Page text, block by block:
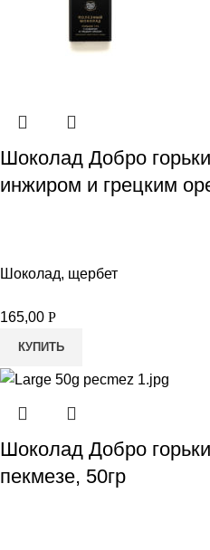
Шоколад Добро
инжиром и грецким
Шоколад, щербет
165,00 Р
КУПИТЬ
Шоколад Добро
пекмезе, 50гр